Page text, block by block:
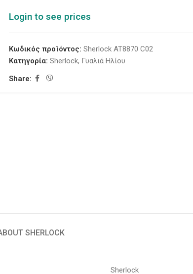
Login to see prices
Κωδικός προϊόντος: Sherlock AT8870 C02
Κατηγορία: Sherlock, Γυαλιά Ηλίου
Share:
SHERLOCK
Sherlock